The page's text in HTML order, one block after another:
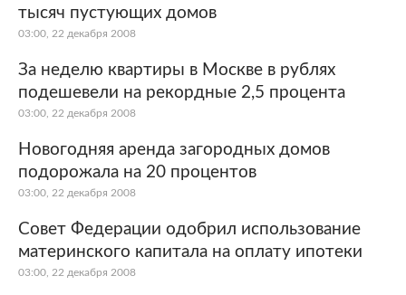
тысяч пустующих домов
03:00, 22 декабря 2008
За неделю квартиры в Москве в рублях
подешевели на рекордные 2,5 процента
03:00, 22 декабря 2008
Новогодняя аренда загородных домов
подорожала на 20 процентов
03:00, 22 декабря 2008
Совет Федерации одобрил использование
материнского капитала на оплату ипотеки
03:00, 22 декабря 2008